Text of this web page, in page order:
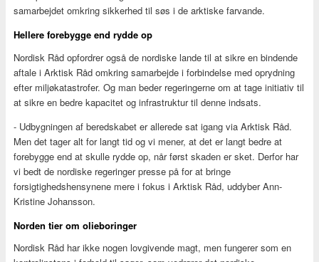
samarbejdet omkring sikkerhed til søs i de arktiske farvande.
Hellere forebygge end rydde op
Nordisk Råd opfordrer også de nordiske lande til at sikre en bindende
aftale i Arktisk Råd omkring samarbejde i forbindelse med oprydning
efter miljøkatastrofer. Og man beder regeringerne om at tage initiativ til
at sikre en bedre kapacitet og infrastruktur til denne indsats.
- Udbygningen af beredskabet er allerede sat igang via Arktisk Råd.
Men det tager alt for langt tid og vi mener, at det er langt bedre at
forebygge end at skulle rydde op, når først skaden er sket. Derfor har
vi bedt de nordiske regeringer presse på for at bringe
forsigtighedshensynene mere i fokus i Arktisk Råd, uddyber Ann-
Kristine Johansson.
Norden tier om olieboringer
Nordisk Råd har ikke nogen lovgivende magt, men fungerer som en